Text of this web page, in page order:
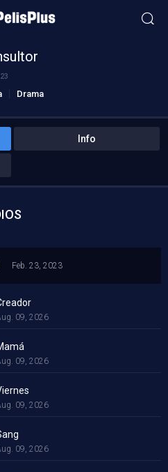
Drama
Info
Feb. 23, 2023
09, 2026
09, 2026
09, 2026
09, 2026